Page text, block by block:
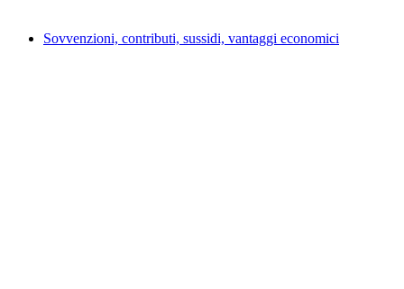
Sovvenzioni, contributi, sussidi, vantaggi economici